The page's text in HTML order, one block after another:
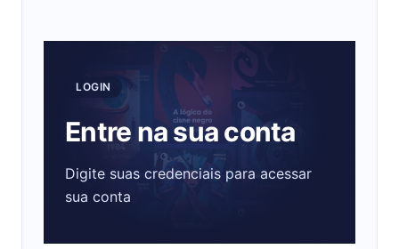
LOGIN
Entre na sua conta
Digite suas credenciais para acessar
sua conta